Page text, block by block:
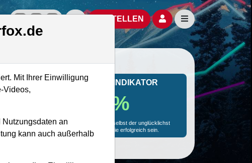
offizielle Social Media-AccountsAktien- und Artikelsuche öffnen
BESTELLEN Seitennavigation
MONKEY-TRADER INDIKATOR
14.6 %
Mit 14.6 % Wahrscheinlichkeit wird selbst der unglücklichst
agierende Trader mit dieser Aktie erfolgreich sein.
Mit Ihrer Einwilligung
Videos,
an
kann auch außerhalb